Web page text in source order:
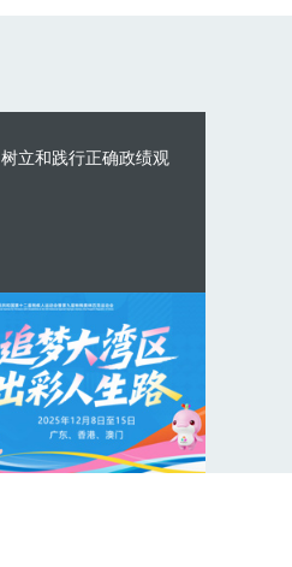
树立和践行正确政绩观